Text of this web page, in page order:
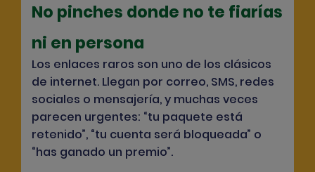
No pinches donde no te fiarías
ni en persona
Los enlaces raros son uno de los clásicos
de internet. Llegan por correo, SMS, redes
sociales o mensajería, y muchas veces
parecen urgentes: “tu paquete está
retenido”, “tu cuenta será bloqueada” o
“has ganado un premio”.